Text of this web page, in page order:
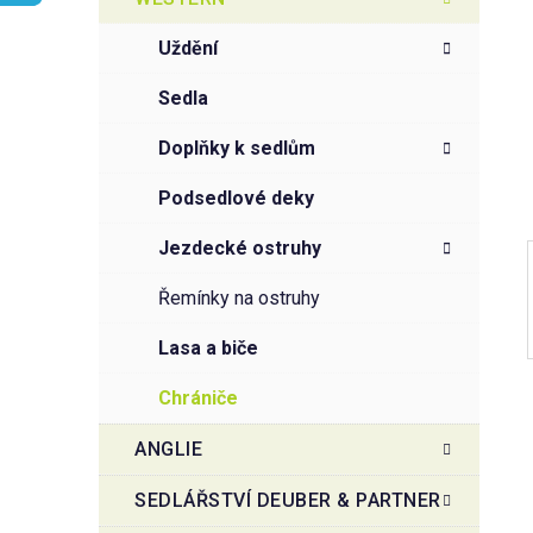
uždění
sedla
doplňky k sedlům
podsedlové deky
jezdecké ostruhy
řemínky na ostruhy
lasa a biče
chrániče
ANGLIE
SEDLÁŘSTVÍ DEUBER & PARTNER